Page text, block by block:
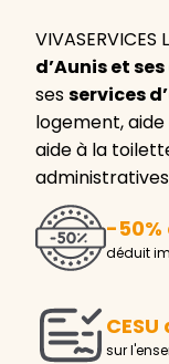
d’Aunis et
sesservices
logement, aide
aide à la
-
déduit
sur